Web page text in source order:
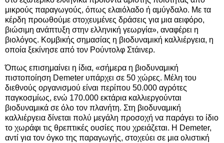
μικρούς παραγωγούς, όπως ελαιόλαδο ή αμύγδαλο. Με τα
κέρδη προωθούμε στοχευμένες δράσεις για μια αειφόρο,
βιώσιμη ανάπτυξη στην ελληνική γεωργία», αναφέρει η
βιολόγος. Κομβικής σημασίας η βιοδυναμική καλλιέργεια, η
οποία ξεκίνησε από τον Ρούντολφ Στάινερ.
Όπως επισημαίνει η ίδια, «σήμερα η βιοδυναμική
πιστοποίηση Demeter υπάρχει σε 50 χώρες. Μέλη του
διεθνούς οργανισμού είναι περίπου 50.000 αγρότες
παγκοσμίως, ενώ 170.000 εκτάρια καλλιεργούνται
βιοδυναμικά σε όλο τον πλανήτη. Στη βιοδυναμική
καλλιέργεια δίνεται πολύ μεγάλη προσοχή να παράγει το ίδιο
το χωράφι τις θρεπτικές ουσίες που χρειάζεται. Η Demeter,
αντί για τον όγκο της παραγωγής, στοχεύει σε μια ολιστική